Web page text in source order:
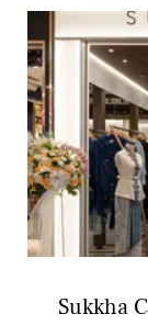
Sukkha